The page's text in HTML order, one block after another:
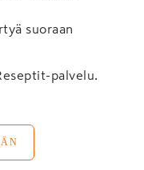
suoraan
palvelu.